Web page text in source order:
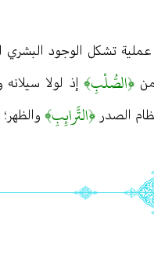
عملية تشكل الوجود
﴿الصُّلْبِ﴾إذ لولا
الصدر ﴿التَّرائِبِ﴾والظهر